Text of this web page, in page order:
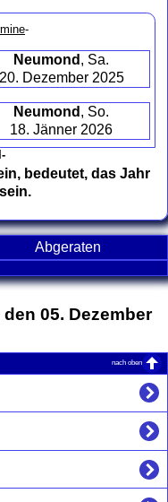
-
Neumond , Sa.
20. Dezember 2025
Neumond , So.
18. Jänner 2026
bedeutet, das Jahr
Abgeraten
05. Dezember
nach oben